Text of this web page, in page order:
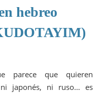
hebreo
parece que quieren
japonés, ni ruso… es